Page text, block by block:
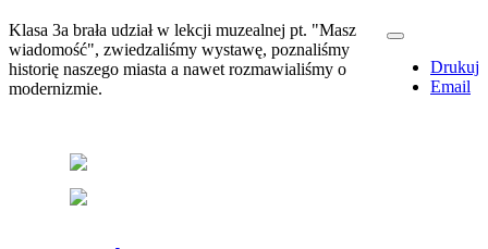
Drukuj
Email
Klasa 3a brała udział w lekcji muzealnej pt. "Masz
wiadomość", zwiedzaliśmy wystawę, poznaliśmy
historię naszego miasta a nawet rozmawialiśmy o
modernizmie.